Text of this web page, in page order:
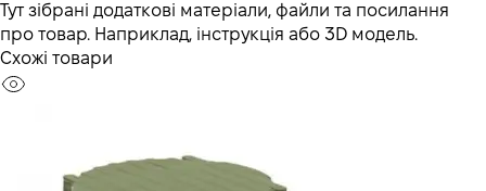
Тут зібрані додаткові матеріали, файли та посилання
про товар. Наприклад, інструкція або 3D модель.
Схожі товари